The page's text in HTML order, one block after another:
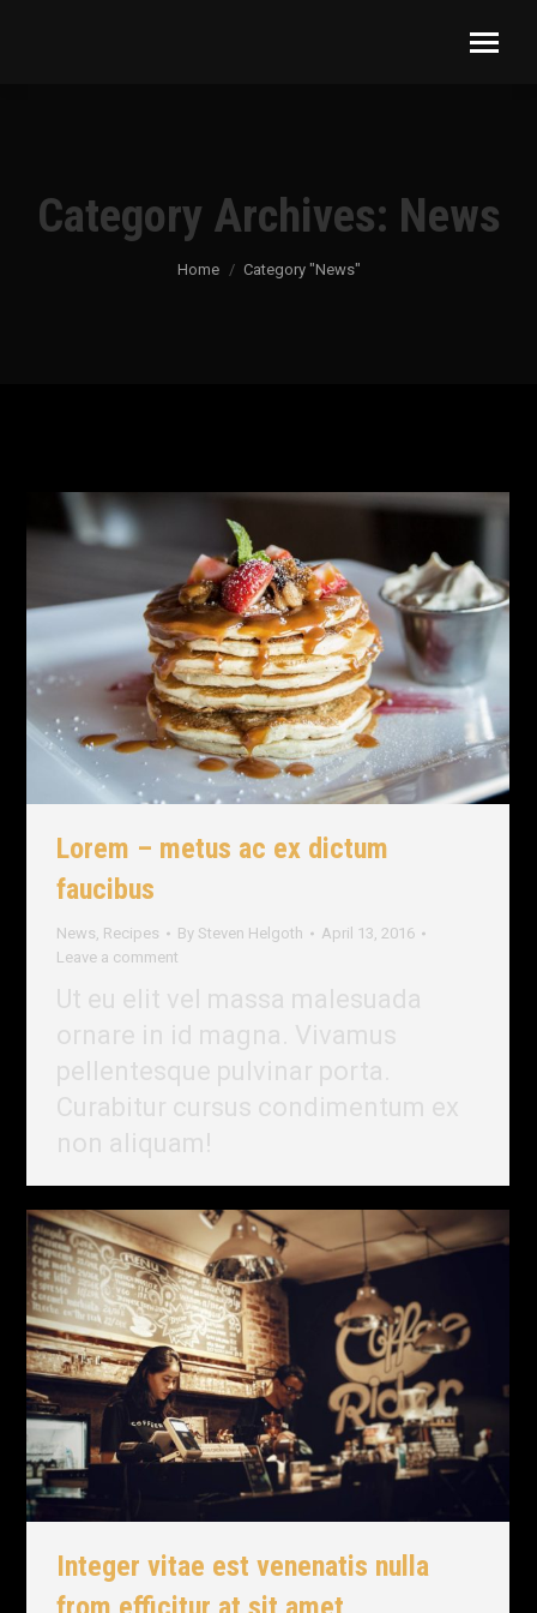
Category Archives: News
You are here:
Home Category "News"
Lorem – metus ac ex dictum
faucibus
News, Recipes By Steven Helgoth
April 13, 2016
Leave a comment
Ut eu elit vel massa malesuada
ornare in id magna. Vivamus
pellentesque pulvinar porta.
Curabitur cursus condimentum ex
non aliquam!
Integer vitae est venenatis nulla